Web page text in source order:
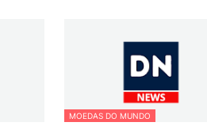
MOEDAS DO MUNDO